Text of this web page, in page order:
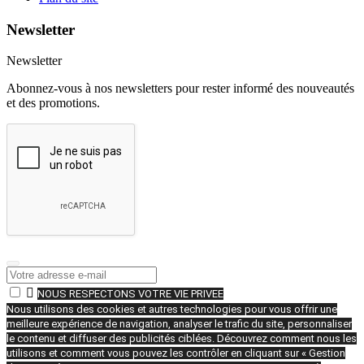
Newsletter
Newsletter
Abonnez-vous à nos newsletters pour rester informé des nouveautés
et des promotions.
 NOUS RESPECTONS VOTRE VIE PRIVEE
Nous utilisons des cookies et autres technologies pour vous offrir une
meilleure expérience de navigation, analyser le trafic du site, personnaliser
le contenu et diffuser des publicités ciblées. Découvrez comment nous les
utilisons et comment vous pouvez les contrôler en cliquant sur « Gestion